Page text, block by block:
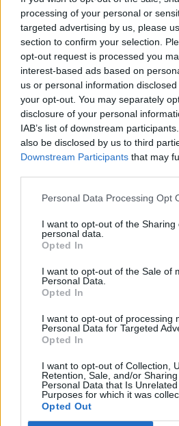
processing of your personal or
targeted advertising by us, please
section to confirm your selection.
opt-out request is processed you
interest-based ads based on
us or personal information
your opt-out. You may separately
disclosure of your personal
IAB’s list of downstream
also be disclosed by us to third
Downstream Participants that may
Personal Data Processing Opt
I want to opt-out of the Sharing
personal data.
Opted In
I want to opt-out of the Sale of
Personal Data.
Opted In
I want to opt-out of processing
Personal Data for Targeted
Opted In
I want to opt-out of Collection,
Retention, Sale, and/or
Personal Data that Is
Purposes for which it was
Opted Out
Eurovision 2026: Ανησυχία
αποστολή – Η Felicia
γενική πρόβα
gossiptv: «Ο Akylas είναι
δώσει όλα»
Eurovision 2026-Αποστολή
happening στο press room με
Akylas Eurovision
Eurovision 2026 Ελλάδα